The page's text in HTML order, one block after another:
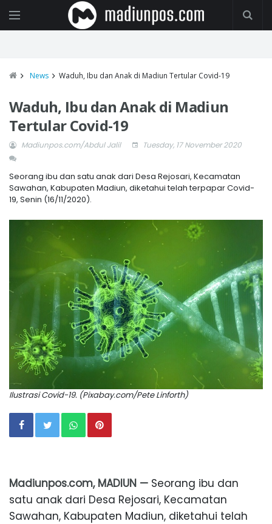
News Waduh, Ibu dan Anak di Madiun Tertular Covid-19
Waduh, Ibu dan Anak di Madiun
Tertular Covid-19
Madiunpos.com/Abdul Jalil Tuesday, 17 November 2020
Seorang ibu dan satu anak dari Desa Rejosari, Kecamatan
Sawahan, Kabupaten Madiun, diketahui telah terpapar Covid-
19, Senin (16/11/2020).
Ilustrasi Covid-19. (Pixabay.com/Pete Linforth)
Madiunpos.com, MADIUN — Seorang ibu dan
satu anak dari Desa Rejosari, Kecamatan
Sawahan, Kabupaten Madiun, diketahui telah